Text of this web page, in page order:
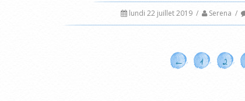
lundi 22 juillet 2019 / Serena /
← 1 2